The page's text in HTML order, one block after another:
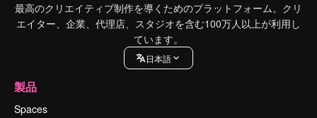
最高のクリエイティブ制作を導くためのプラットフォーム。クリ
エイター、企業、代理店、スタジオを含む100万人以上が利用し
ています。
日本語
製品
Spaces